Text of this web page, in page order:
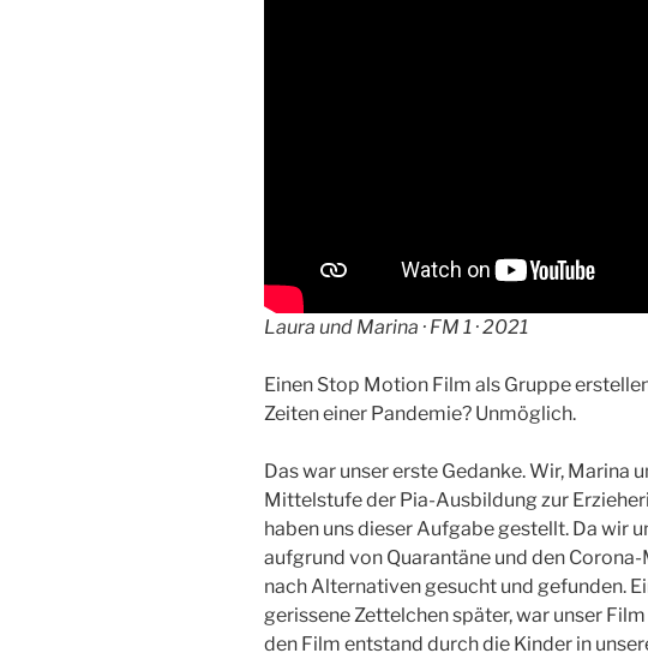
Laura und Marina · FM 1 · 2021
Einen Stop Motion Film als Gruppe
Zeiten einer Pandemie? Unmöglich.
Das war unser erste Gedanke. Wir, Marina
Mittelstufe der Pia-Ausbildung zur
haben uns dieser Aufgabe gestellt. Da wir
aufgrund von Quarantäne und den
nach Alternativen gesucht und gefunden.
gerissene Zettelchen später, war unser
den Film entstand durch die Kinder in